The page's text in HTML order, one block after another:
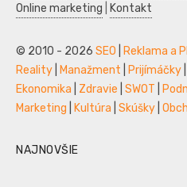
Online marketing
Kontakt
© 2010 - 2026 SEO Reklama a
Reality
Manažment Prijímáčky
Ekonomika
Zdravie SWOT
Marketing
Kultúra Skúšky
NAJNOVŠIE